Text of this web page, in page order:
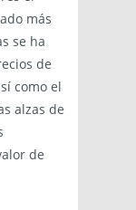
más
se ha
de
como el
alzas de
de